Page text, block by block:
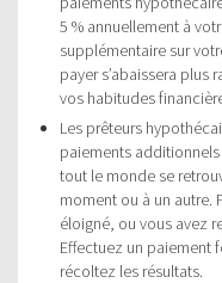
5 % annuellement à
supplémentaire sur
payer s’abaissera plus
vos habitudes
Les prêteurs
paiements
tout le monde se
moment ou à un autre.
éloigné, ou vous avez
Effectuez un paiement
récoltez les résultats.